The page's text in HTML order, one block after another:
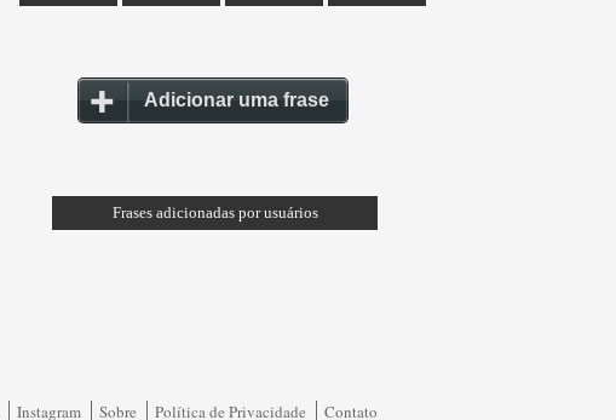
Adicionar uma frase
Frases adicionadas por usuários
Instagram Sobre Política de Privacidade Contato